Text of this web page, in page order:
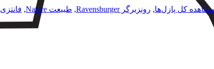
کل پازل‌ها, رونزبرگر Ravensburger , طبیعت Nature , فانتزی